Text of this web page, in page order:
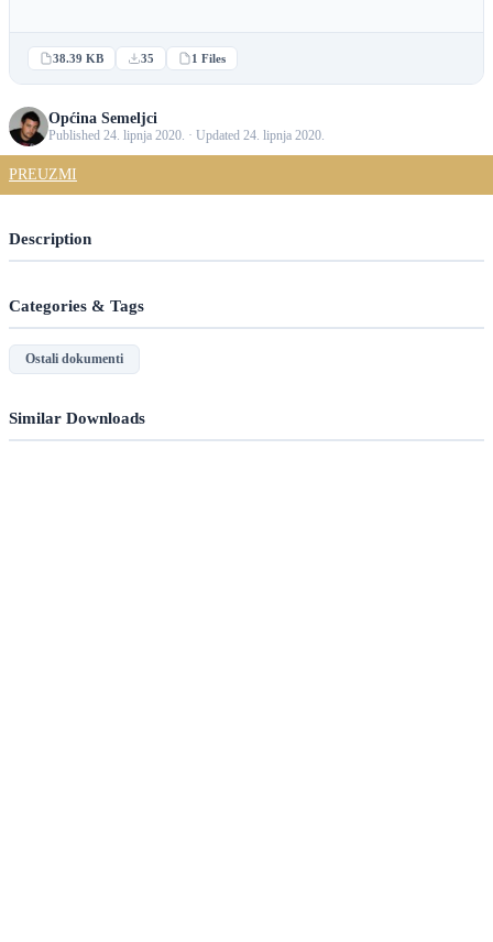
38.39 KB 35 1 Files
Općina Semeljci
Published 24. lipnja 2020. · Updated 24. lipnja 2020.
PREUZMI
Description
Categories & Tags
Ostali dokumenti
Similar Downloads